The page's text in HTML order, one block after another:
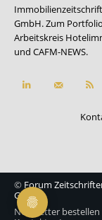
GmbH. Zum
Arbeitskreis
und CAFM-NEWS.
© Forum
Group
Newsletter bestellen